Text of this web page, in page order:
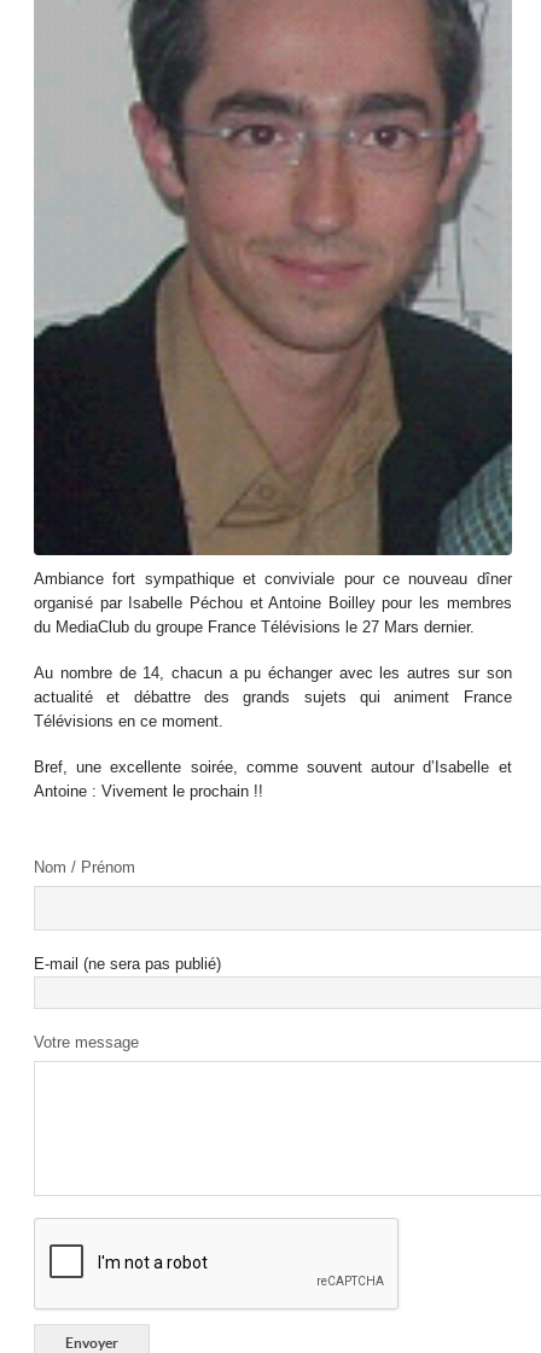
Ambiance fort sympathique et conviviale pour ce nouveau dîner
organisé par Isabelle Péchou et Antoine Boilley pour les membres
du MediaClub du groupe France Télévisions le 27 Mars dernier.
Au nombre de 14, chacun a pu échanger avec les autres sur son
actualité et débattre des grands sujets qui animent France
Télévisions en ce moment.
Bref, une excellente soirée, comme souvent autour d’Isabelle et
Antoine : Vivement le prochain !!
Nom / Prénom
E-mail (ne sera pas publié)
Votre message